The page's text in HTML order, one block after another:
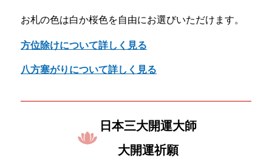
お札の色は白か桜色を自由にお選びいただけます。
方位除けについて詳しく見る
八方塞がりについて詳しく見る
日本三大開運大師
大開運祈願